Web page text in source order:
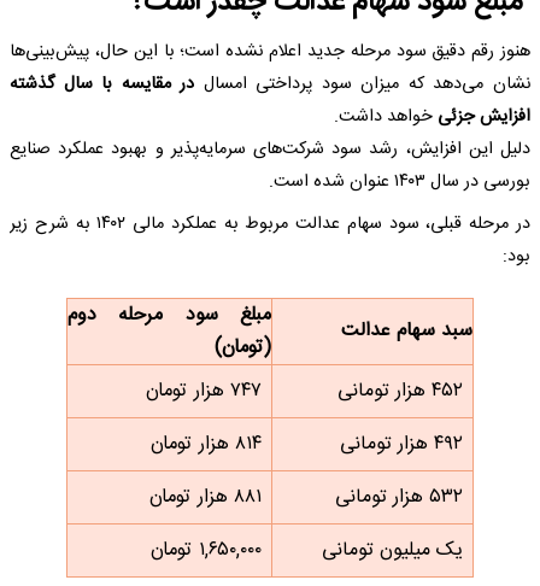
هنوز رقم دقیق سود مرحله جدید اعلام نشده است؛ با این حال، پیش‌بینی‌ها
نشان می‌دهد که میزان سود پرداختی امسال در مقایسه با سال گذشته
افزایش جزئی خواهد داشت.
دلیل این افزایش، رشد سود شرکت‌های سرمایه‌پذیر و بهبود عملکرد صنایع
بورسی در سال ۱۴۰۳ عنوان شده است.
در مرحله قبلی، سود سهام عدالت مربوط به عملکرد مالی ۱۴۰۲ به شرح زیر
بود:
سبد سهام عدالت
مبلغ سود مرحله دوم
(تومان)
۴۵۲ هزار تومانی
۷۴۷ هزار تومان
۴۹۲ هزار تومانی
۸۱۴ هزار تومان
۵۳۲ هزار تومانی
۸۸۱ هزار تومان
یک میلیون تومانی
۱,۶۵۰,۰۰۰ تومان